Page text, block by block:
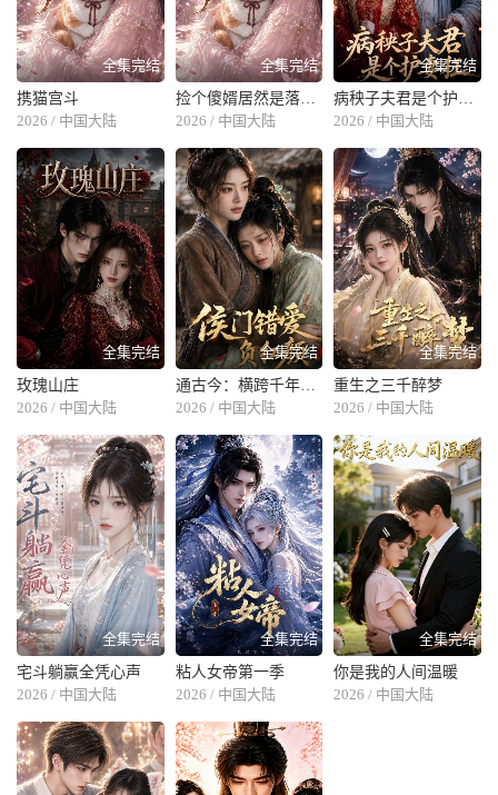
全集完结
携猫宫斗
2026 / 中国大陆
全集完结
捡个傻婿居然是落难皇嗣
2026 / 中国大陆
全集完结
2026 / 中国大陆
全集完结
玫瑰山庄
2026 / 中国大陆
全集完结
通古今：横跨千年的超时空救赎
2026 / 中国大陆
全集完结
重生之三千醉梦
2026 / 中国大陆
全集完结
宅斗躺赢全凭心声
2026 / 中国大陆
全集完结
粘人女帝第一季
2026 / 中国大陆
全集完结
你是我的人间温暖
2026 / 中国大陆